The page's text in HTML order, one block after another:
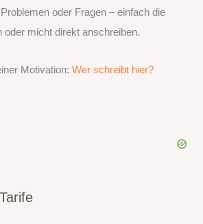
oder Fragen – einfach die
oder micht direkt anschreiben.
Motivation:Wer schreibt hier?